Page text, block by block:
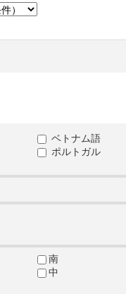
ベトナム語
ポルトガル
南
中